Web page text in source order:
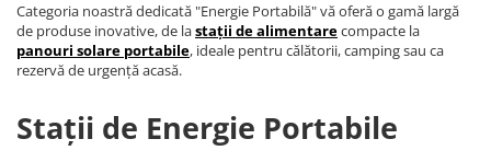
Categoria noastră dedicată "Energie Portabilă" vă oferă o gamă largă
de produse inovative, de lastații de alimentarecompacte la
panouri solare portabile, ideale pentru călătorii, camping sau ca
rezervă de urgență acasă.
Stații de Energie Portabile